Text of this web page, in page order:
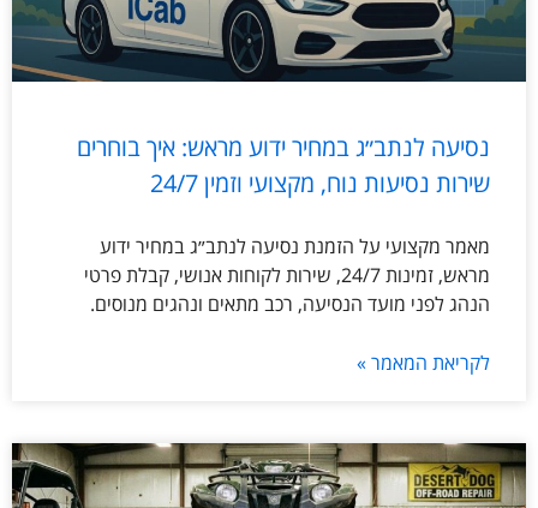
נסיעה לנתב״ג במחיר ידוע מראש: איך בוחרים
שירות נסיעות נוח, מקצועי וזמין 24/7
מאמר מקצועי על הזמנת נסיעה לנתב״ג במחיר ידוע
מראש, זמינות 24/7, שירות לקוחות אנושי, קבלת פרטי
הנהג לפני מועד הנסיעה, רכב מתאים ונהגים מנוסים.
לקריאת המאמר »